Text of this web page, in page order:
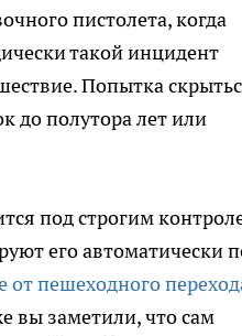
пистолета, когда
такой инцидент
Попытка
до полутора лет или
под строгим
его автоматически
от пешеходного
вы заметили, что сам